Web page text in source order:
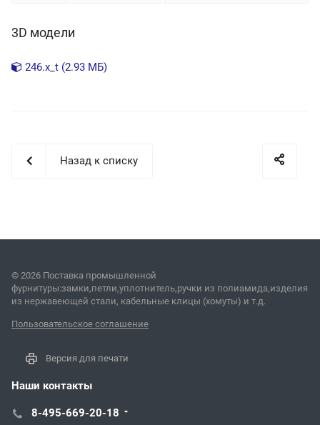
3D модели
246.x_t (2.93 МБ)
Назад к списку
© 2026 Поставка промышленной
фурнитуры:замки,петли,уплотнитель,ручки из полиамида,изделия
из нержавеющей стали, кабельные клицы (хомуты) и т.д.
Пользовательское соглашение
Версия для печати
Наши контакты
8-495-669-20-18